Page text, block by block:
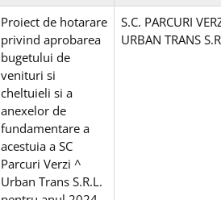
Proiect de hotarare
privind aprobarea
bugetului de
venituri si
cheltuieli si a
anexelor de
fundamentare a
acestuia a SC
Parcuri Verzi ^
Urban Trans S.R.L.
S.C. PARCURI
URBAN TRANS